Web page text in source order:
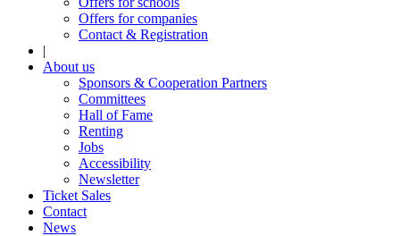
Offers for companies
Contact & Registration
|
About us
Sponsors & Cooperation Partners
Committees
Hall of Fame
Renting
Jobs
Accessibility
Newsletter
Ticket Sales
Contact
News